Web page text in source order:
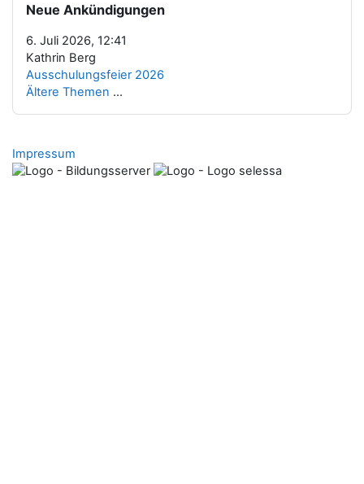
Neue Ankündigungen
6. Juli 2026, 12:41
Kathrin Berg
Ausschulungsfeier 2026
Ältere Themen ...
Impressum